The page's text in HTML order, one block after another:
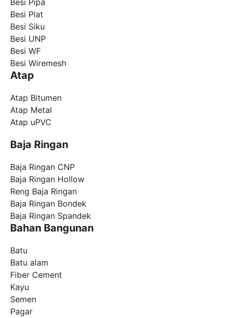
Besi Pipa
Besi Plat
Besi Siku
Besi UNP
Besi WF
Besi Wiremesh
Atap
Atap Bitumen
Atap Metal
Atap uPVC
Baja Ringan
Baja Ringan CNP
Baja Ringan Hollow
Reng Baja Ringan
Baja Ringan Bondek
Baja Ringan Spandek
Bahan Bangunan
Batu
Batu alam
Fiber Cement
Kayu
Semen
Pagar